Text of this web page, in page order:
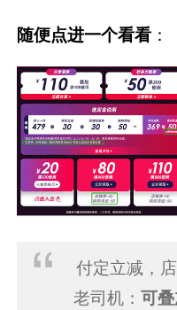
随便点进一个看看 ：
付定立减，
老司机：可